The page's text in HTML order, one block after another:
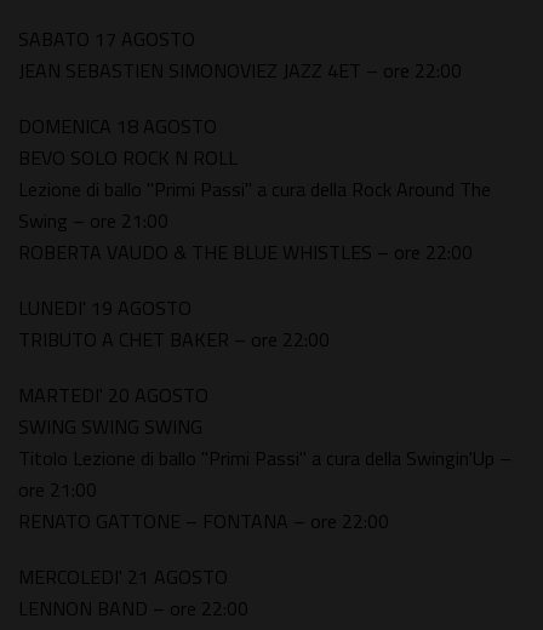
SABATO 17 AGOSTO
JEAN SEBASTIEN SIMONOVIEZ JAZZ 4ET – ore 22:00
DOMENICA 18 AGOSTO
BEVO SOLO ROCK N ROLL
Lezione di ballo "Primi Passi" a cura della Rock Around The
Swing – ore 21:00
ROBERTA VAUDO & THE BLUE WHISTLES – ore 22:00
LUNEDI' 19 AGOSTO
TRIBUTO A CHET BAKER – ore 22:00
MARTEDI' 20 AGOSTO
SWING SWING SWING
Titolo Lezione di ballo "Primi Passi" a cura della Swingin'Up –
ore 21:00
RENATO GATTONE – FONTANA – ore 22:00
MERCOLEDI' 21 AGOSTO
LENNON BAND – ore 22:00